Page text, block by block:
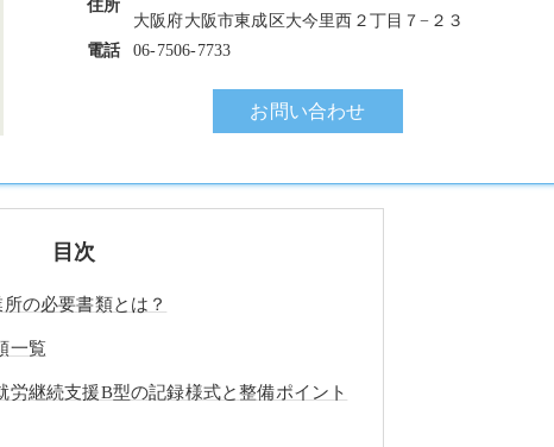
住所
大阪府大阪市東成区大今里西２丁目７−２３
電話
06-7506-7733
お問い合わせ
目次
の必要書類とは？
一覧
労継続支援B型の記録様式と整備ポイント